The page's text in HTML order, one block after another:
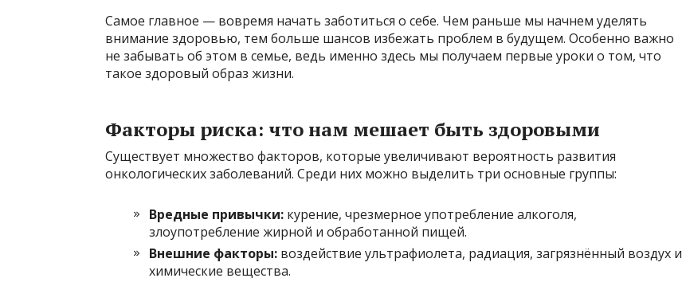
Самое главное — вовремя начать заботиться о себе. Чем раньше мы начнем уделять
внимание здоровью, тем больше шансов избежать проблем в будущем. Особенно важно
не забывать об этом в семье, ведь именно здесь мы получаем первые уроки о том, что
такое здоровый образ жизни.
Факторы риска: что нам мешает быть здоровыми
Существует множество факторов, которые увеличивают вероятность развития
онкологических заболеваний. Среди них можно выделить три основные группы:
Вредные привычки: курение, чрезмерное употребление алкоголя,
злоупотребление жирной и обработанной пищей.
Внешние факторы: воздействие ультрафиолета, радиация, загрязнённый воздух и
химические вещества.